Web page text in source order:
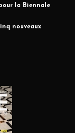
la Biennale
nouveaux